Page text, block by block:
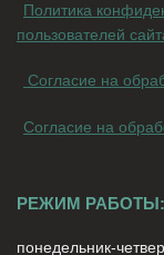
Политика
пользователей
Согласие на
Согласие на
РЕЖИМ РАБОТЫ:
понедельник-